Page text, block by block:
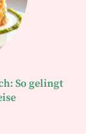
So gelingt